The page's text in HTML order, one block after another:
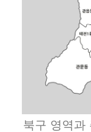
북구 영역과